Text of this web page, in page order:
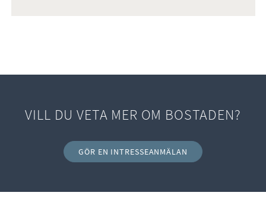
VILL DU VETA MER OM BOSTADEN?
GÖR EN INTRESSEANMÄLAN